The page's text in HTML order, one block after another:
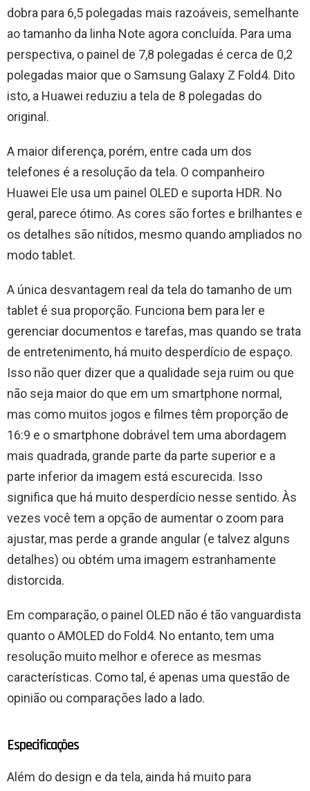
dobra para 6,5 ​​polegadas mais razoáveis, semelhante
ao tamanho da linha Note agora concluída. Para uma
perspectiva, o painel de 7,8 polegadas é cerca de 0,2
polegadas maior que o Samsung Galaxy Z Fold4. Dito
isto, a Huawei reduziu a tela de 8 polegadas do
original.
A maior diferença, porém, entre cada um dos
telefones é a resolução da tela. O companheiro
Huawei Ele usa um painel OLED e suporta HDR. No
geral, parece ótimo. As cores são fortes e brilhantes e
os detalhes são nítidos, mesmo quando ampliados no
modo tablet.
A única desvantagem real da tela do tamanho de um
tablet é sua proporção. Funciona bem para ler e
gerenciar documentos e tarefas, mas quando se trata
de entretenimento, há muito desperdício de espaço.
Isso não quer dizer que a qualidade seja ruim ou que
não seja maior do que em um smartphone normal,
mas como muitos jogos e filmes têm proporção de
16:9 e o smartphone dobrável tem uma abordagem
mais quadrada, grande parte da parte superior e a
parte inferior da imagem está escurecida. Isso
significa que há muito desperdício nesse sentido. Às
vezes você tem a opção de aumentar o zoom para
ajustar, mas perde a grande angular (e talvez alguns
detalhes) ou obtém uma imagem estranhamente
distorcida.
Em comparação, o painel OLED não é tão vanguardista
quanto o AMOLED do Fold4. No entanto, tem uma
resolução muito melhor e oferece as mesmas
características. Como tal, é apenas uma questão de
opinião ou comparações lado a lado.
Especificações
Além do design e da tela, ainda há muito para